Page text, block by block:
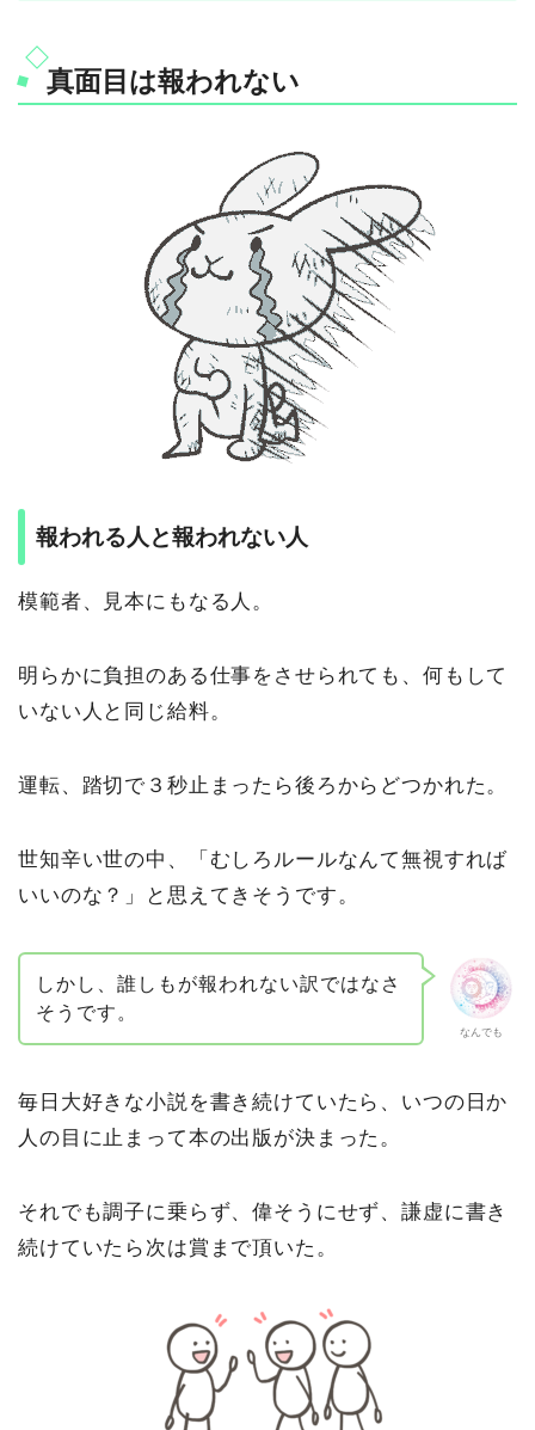
真面目は報われない
報われる人と報われない人
模範者、見本にもなる人。
明らかに負担のある仕事をさせられても、何もして
いない人と同じ給料。
運転、踏切で３秒止まったら後ろからどつかれた。
世知辛い世の中、「むしろルールなんて無視すれば
いいのな？」と思えてきそうです。
なんでも
しかし、誰しもが報われない訳ではなさ
そうです。
毎日大好きな小説を書き続けていたら、いつの日か
人の目に止まって本の出版が決まった。
それでも調子に乗らず、偉そうにせず、謙虚に書き
続けていたら次は賞まで頂いた。